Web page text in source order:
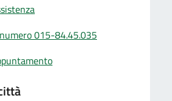
015-84.45.035